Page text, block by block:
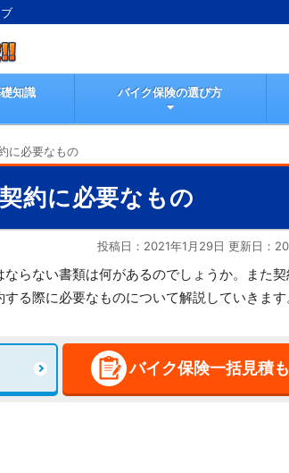
知識 バイク保険の選び方
に必要なもの
約に必要なもの
投稿日：2021年1月29日 更新日：
らない書類は何があるのでしょうか。また
る際に必要なものについて解説していきます
バイク保険一括見積